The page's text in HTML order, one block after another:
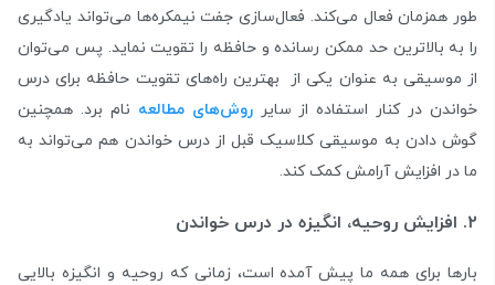
طور همزمان فعال می‌کند. فعال‌سازی جفت نیمکره‌ها می‌تواند یادگیری
را به بالاترین حد ممکن رسانده و حافظه را تقویت نماید. پس می‌توان
از موسیقی به عنوان یکی از بهترین راه‌های تقویت حافظه برای درس
خواندن در کنار استفاده از سایرروش‌های مطالعه نام برد. همچنین
گوش دادن به موسیقی کلاسیک قبل از درس خواندن هم می‌تواند به
ما در افزایش آرامش کمک کند.
۲. افزایش روحیه، انگیزه در درس خواندن
بارها برای همه ما پیش آمده است، زمانی که روحیه و انگیزه بالایی